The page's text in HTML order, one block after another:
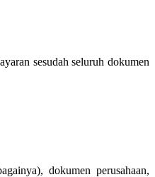
sesudah seluruh dokumen
dokumen perusahaan,